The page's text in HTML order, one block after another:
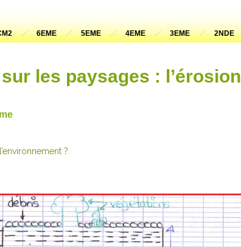
6EME 5EME 4EME 3EME 2NDE
sur les paysages : l’érosion
?